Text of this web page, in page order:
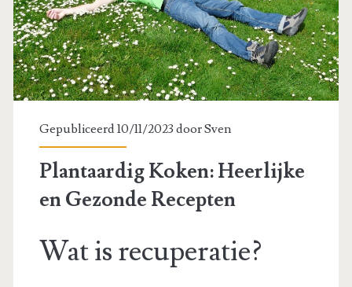
Gepubliceerd 10/11/2023 doorSven
Plantaardig Koken: Heerlijke
en Gezonde Recepten
Wat is recuperatie?